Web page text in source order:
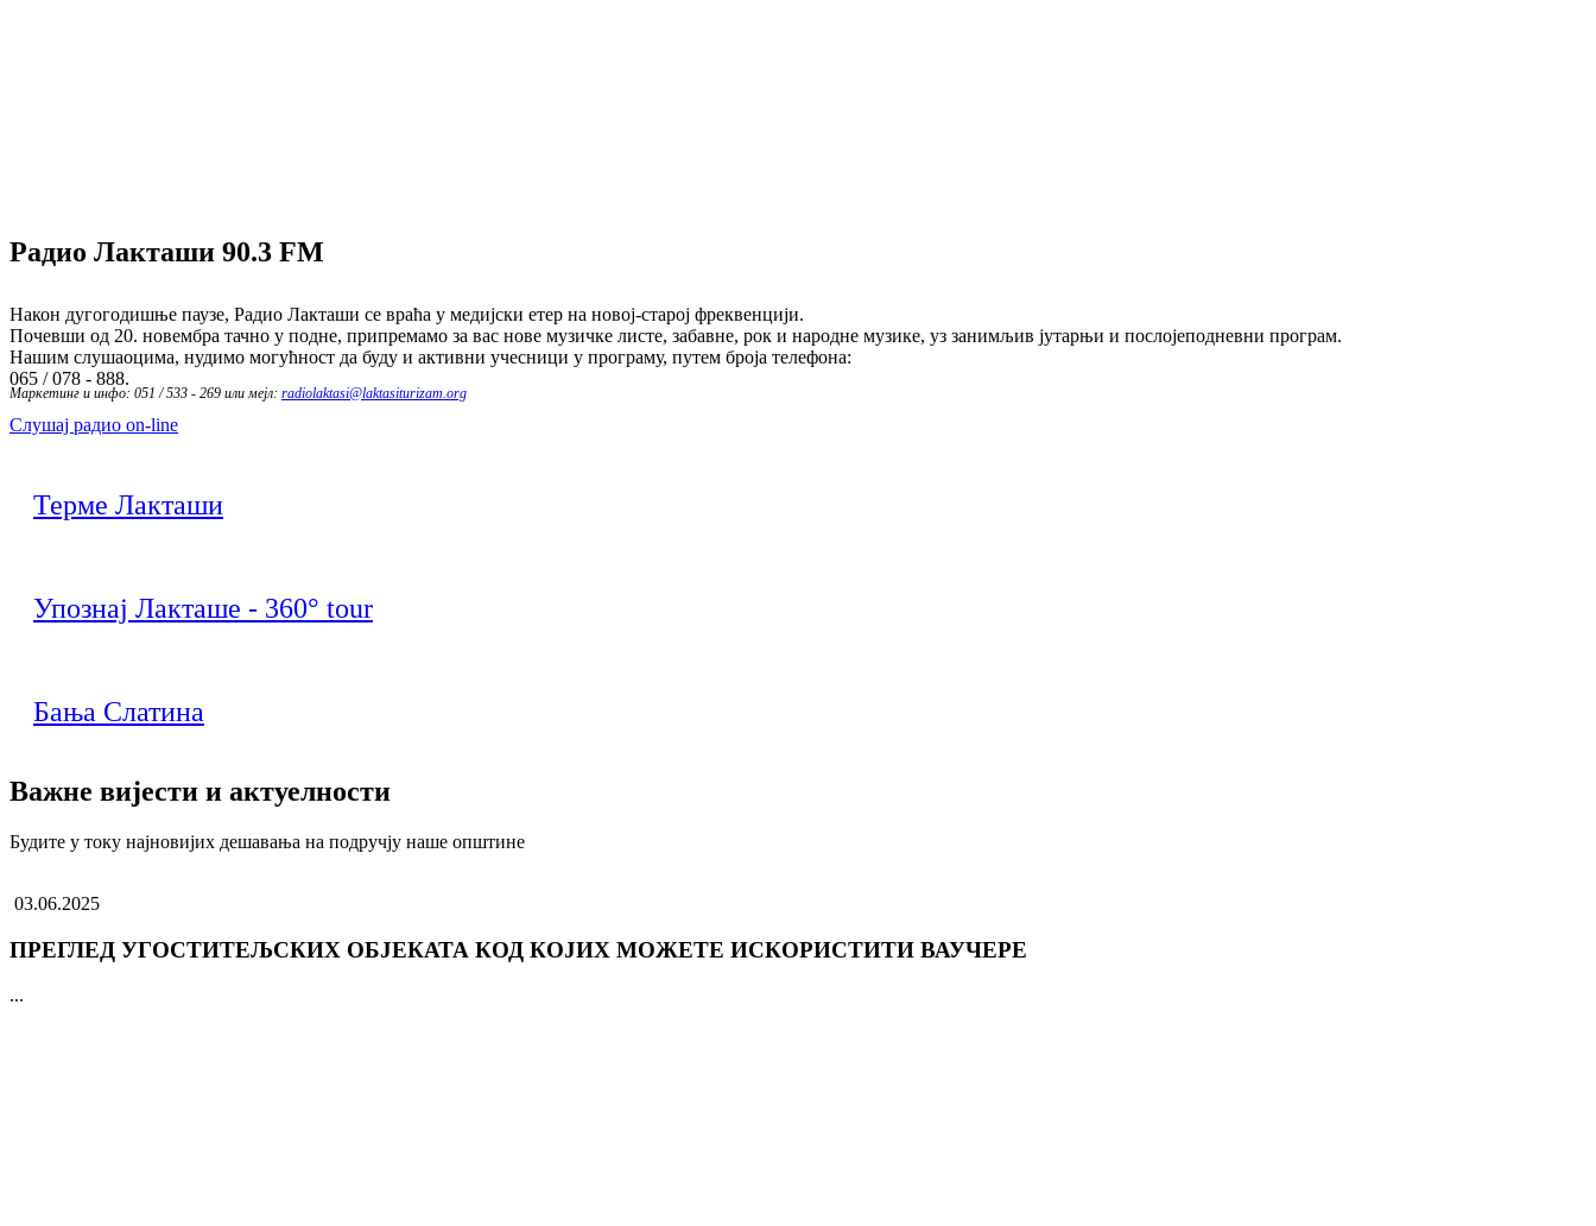
Радио Лакташи 90.3 FM
Након дугогодишње паузе, Радио Лакташи се враћа у медијски етер на новој-старој фреквенцији.
Почевши од 20. новембра тачно у подне, припремамо за вас нове музичке листе, забавне, рок и народне музике, уз занимљив јутарњи и послојеподневни програм.
Нашим слушаоцима, нудимо могућност да буду и активни учесници у програму, путем броја телефона:
065 / 078 - 888.
Маркетинг и инфо: 051 / 533 - 269 или мејл: radiolaktasi@laktasiturizam.org
Слушај радио on-line
Терме Лакташи
Упознај Лакташе - 360° tour
Бања Слатина
Важне вијести и актуелности
Будите у току најновијих дешавања на подручју наше општине
03.06.2025
ПРЕГЛЕД УГОСТИТЕЉСКИХ ОБЈЕКАТА КОД КОЈИХ МОЖЕТЕ ИСКОРИСТИТИ ВАУЧЕРЕ
...